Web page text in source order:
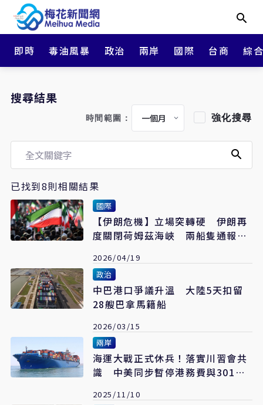
即時 毒油風暴 政治 兩岸 國際 台商 綜
搜尋結果
時間範圍： 強化搜尋
已找到8則相關結果
國際
【伊朗危機】立場突轉硬 伊朗再
度關閉荷姆茲海峽 兩船隻通報遭
2026/04/19
政治
中巴港口爭議升溫 大陸5天扣留
28艘巴拿馬籍船
2026/03/15
兩岸
海運大戰正式休兵！落實川習會共
識 中美同步暫停港務費與301調
2025/11/10